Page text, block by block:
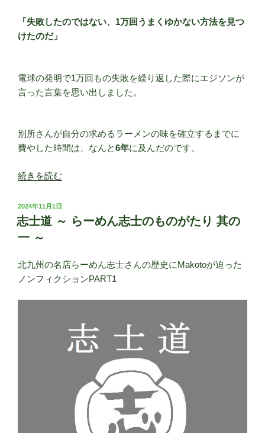
「失敗したのではない、1万回うまくゆかない方法を見つ
けたのだ」
電球の発明で1万回もの失敗を繰り返した際にエジソンが
言った言葉を思い出しました。
別所さんが自分の求めるラーメンの味を確立するまでに
費やした時間は、なんと6年に及んだのです。
“志
道
～
め
ん
士
続きを読む
投
稿
日:
2024年11月1日
志士道 ～ らーめん志士のものがたり 其の
一 ～
北九州の名店らーめん志士さんの歴史にMakotoが迫った
ノンフィクションPART1